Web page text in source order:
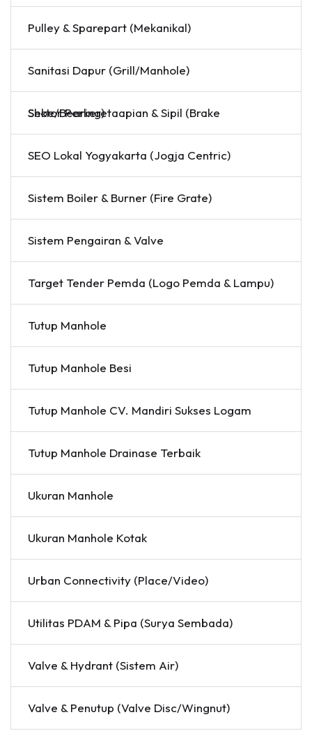
Pulley & Sparepart (Mekanikal)
Sanitasi Dapur (Grill/Manhole)
Sektor Perkeretaapian & Sipil (Brake Shoe/Bearing)
SEO Lokal Yogyakarta (Jogja Centric)
Sistem Boiler & Burner (Fire Grate)
Sistem Pengairan & Valve
Target Tender Pemda (Logo Pemda & Lampu)
Tutup Manhole
Tutup Manhole Besi
Tutup Manhole CV. Mandiri Sukses Logam
Tutup Manhole Drainase Terbaik
Ukuran Manhole
Ukuran Manhole Kotak
Urban Connectivity (Place/Video)
Utilitas PDAM & Pipa (Surya Sembada)
Valve & Hydrant (Sistem Air)
Valve & Penutup (Valve Disc/Wingnut)